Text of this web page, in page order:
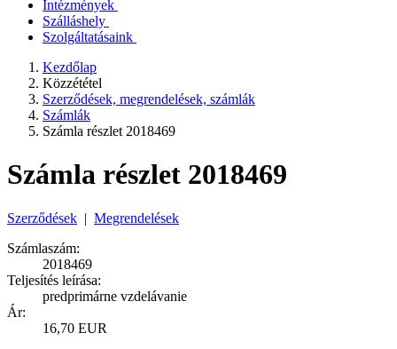
Intézmények
Szálláshely
Szolgáltatásaink
Kezdőlap
Közzététel
Szerződések, megrendelések, számlák
Számlák
Számla részlet 2018469
Számla részlet 2018469
Szerződések | Megrendelések
Számlaszám:
2018469
Teljesítés leírása:
predprimárne vzdelávanie
Ár:
16,70 EUR